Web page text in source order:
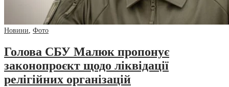
Новини, Фото
Голова СБУ Малюк пропонує
законопроєкт щодо ліквідації
релігійних організацій